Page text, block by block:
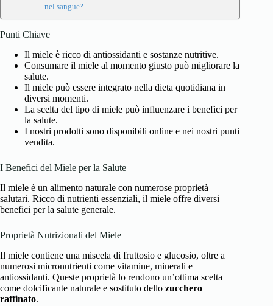
nel sangue?
Punti Chiave
Il miele è ricco di antiossidanti e sostanze nutritive.
Consumare il miele al momento giusto può migliorare la
salute.
Il miele può essere integrato nella dieta quotidiana in
diversi momenti.
La scelta del tipo di miele può influenzare i benefici per
la salute.
I nostri prodotti sono disponibili online e nei nostri punti
vendita.
I Benefici del Miele per la Salute
Il miele è un alimento naturale con numerose proprietà
salutari. Ricco di nutrienti essenziali, il miele offre diversi
benefici per la salute generale.
Proprietà Nutrizionali del Miele
Il miele contiene una miscela di fruttosio e glucosio, oltre a
numerosi micronutrienti come vitamine, minerali e
antiossidanti. Queste proprietà lo rendono un’ottima scelta
come dolcificante naturale e sostituto dello zucchero
raffinato.